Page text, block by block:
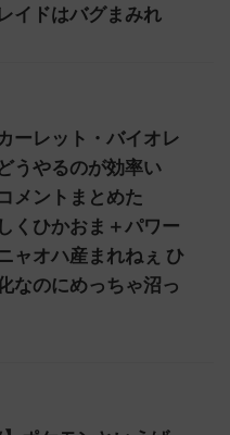
イドはバグまみれ
ーレット・バイオレ
うやるのが効率い
メントまとめた
くひかおま＋パワー
オハ産まれねぇ ひ
なのにめっちゃ沼っ